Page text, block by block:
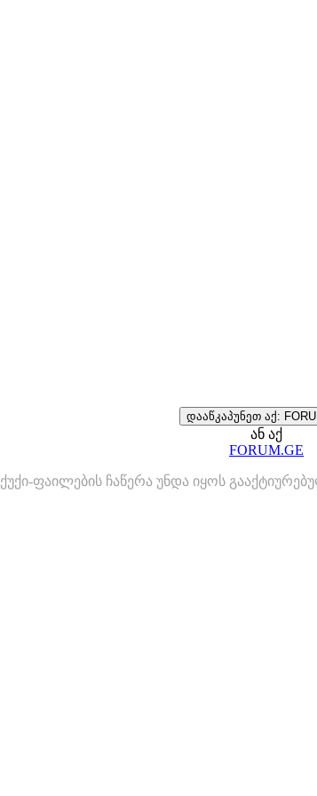
დააწკაპუნეთ აქ:
ან აქ
FORUM.GE
ქუქი-ფაილების ჩაწერა უნდა იყოს